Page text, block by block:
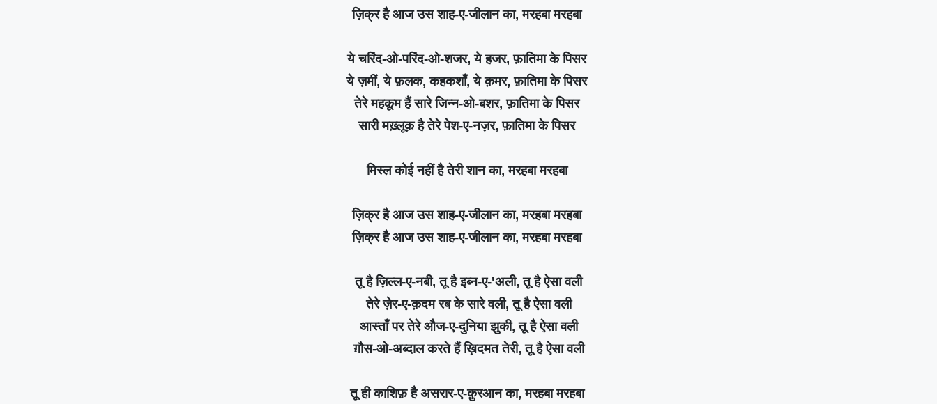
ज़िक्र है आज उस शाह-ए-जीलान का, मरहबा मरहबा
ये चरिंद-ओ-परिंद-ओ-शजर, ये हजर, फ़ातिमा के पिसर
ये ज़मीं, ये फ़लक, कहकशाँ, ये क़मर, फ़ातिमा के पिसर
तेरे महकूम हैं सारे जिन्न-ओ-बशर, फ़ातिमा के पिसर
सारी मख़्लूक़ है तेरे पेश-ए-नज़र, फ़ातिमा के पिसर
मिस्ल कोई नहीं है तेरी शान का, मरहबा मरहबा
ज़िक्र है आज उस शाह-ए-जीलान का, मरहबा मरहबा
ज़िक्र है आज उस शाह-ए-जीलान का, मरहबा मरहबा
तू है ज़िल्ल-ए-नबी, तू है इब्न-ए-'अली, तू है ऐसा वली
तेरे ज़ेर-ए-क़दम रब के सारे वली, तू है ऐसा वली
आस्ताँ पर तेरे औज-ए-दुनिया झुकी, तू है ऐसा वली
ग़ौस-ओ-अब्दाल करते हैं ख़िदमत तेरी, तू है ऐसा वली
तू ही काशिफ़ है असरार-ए-क़ुरआन का, मरहबा मरहबा